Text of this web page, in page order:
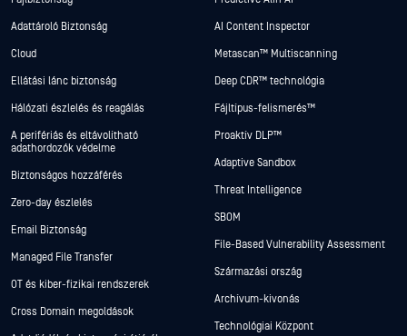
Adattároló Biztonság
Cloud
Ellátási lánc biztonság
Hálózati észlelés és reagálás
A perifériás és eltávolítható
adathordozók védelme
Biztonságos hozzáférés
Zero-day észlelés
Email Biztonság
Managed File Transfer
OT és kiber-fizikai rendszerek
Cross Domain megoldások
AI Content Inspector
Metascan™ Multiscanning
Deep CDR™ technológia
Fájltípus-felismerés™
Proaktív DLP™
Adaptive Sandbox
Threat Intelligence
SBOM
File-Based Vulnerability Assessment
Származási ország
Archívum-kivonás
Technológiai Központ